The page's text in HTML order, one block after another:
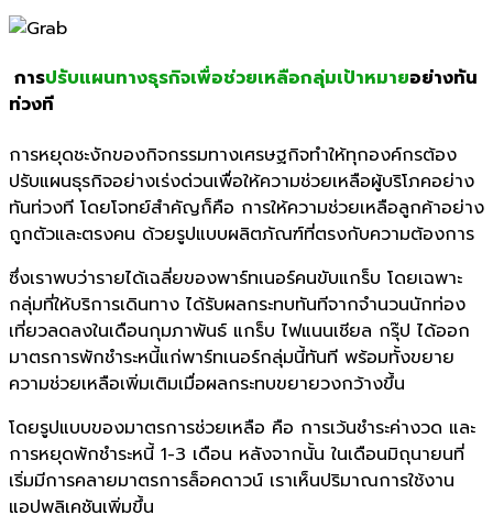
การปรับแผนทางธุรกิจเพื่อช่วยเหลือกลุ่มเป้าหมายอย่างทัน
ท่วงที
การหยุดชะงักของกิจกรรมทางเศรษฐกิจทำให้ทุกองค์กรต้อง
ปรับแผนธุรกิจอย่างเร่งด่วนเพื่อให้ความช่วยเหลือผู้บริโภคอย่าง
ทันท่วงที โดยโจทย์สำคัญก็คือ การให้ความช่วยเหลือลูกค้าอย่าง
ถูกตัวและตรงคน ด้วยรูปแบบผลิตภัณฑ์ที่ตรงกับความต้องการ
ซึ่งเราพบว่ารายได้เฉลี่ยของพาร์ทเนอร์คนขับแกร็บ โดยเฉพาะ
กลุ่มที่ให้บริการเดินทาง ได้รับผลกระทบทันทีจากจำนวนนักท่อง
เที่ยวลดลงในเดือนกุมภาพันธ์ แกร็บ ไฟแนนเชียล กรุ๊ป ได้ออก
มาตรการพักชำระหนี้แก่พาร์ทเนอร์กลุ่มนี้ทันที พร้อมทั้งขยาย
ความช่วยเหลือเพิ่มเติมเมื่อผลกระทบขยายวงกว้างขึ้น
โดยรูปแบบของมาตรการช่วยเหลือ คือ การเว้นชำระค่างวด และ
การหยุดพักชำระหนี้ 1-3 เดือน หลังจากนั้น ในเดือนมิถุนายนที่
เริ่มมีการคลายมาตรการล็อคดาวน์ เราเห็นปริมาณการใช้งาน
แอปพลิเคชันเพิ่มขึ้น